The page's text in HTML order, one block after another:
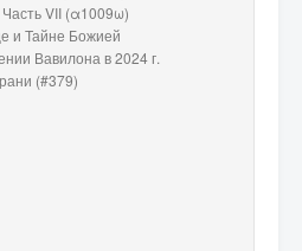
VII (α1009ω)
и Тайне Божией
Вавилона в 2024 г.
(#379)